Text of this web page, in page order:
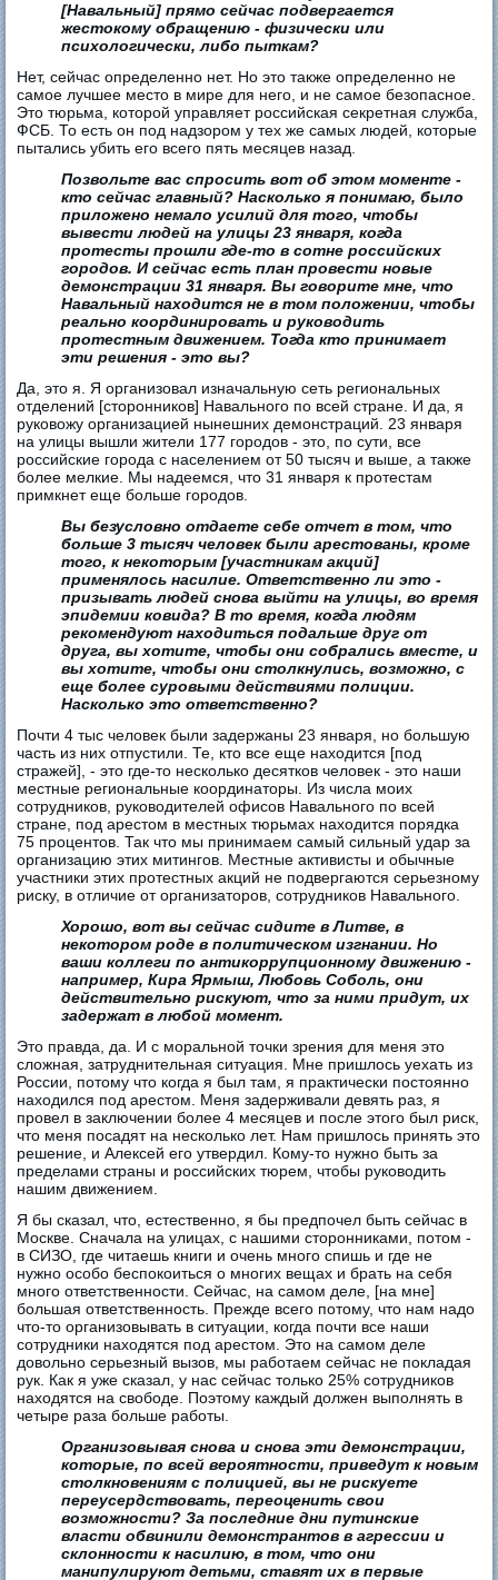
[Навальный] прямо сейчас подвергается
жестокому обращению - физически или
психологически, либо пыткам?
Нет, сейчас определенно нет. Но это также определенно не
самое лучшее место в мире для него, и не самое безопасное.
Это тюрьма, которой управляет российская секретная служба,
ФСБ. То есть он под надзором у тех же самых людей, которые
пытались убить его всего пять месяцев назад.
Позвольте вас спросить вот об этом моменте -
кто сейчас главный? Насколько я понимаю, было
приложено немало усилий для того, чтобы
вывести людей на улицы 23 января, когда
протесты прошли где-то в сотне российских
городов. И сейчас есть план провести новые
демонстрации 31 января. Вы говорите мне, что
Навальный находится не в том положении, чтобы
реально координировать и руководить
протестным движением. Тогда кто принимает
эти решения - это вы?
Да, это я. Я организовал изначальную сеть региональных
отделений [сторонников] Навального по всей стране. И да, я
руковожу организацией нынешних демонстраций. 23 января
на улицы вышли жители 177 городов - это, по сути, все
российские города с населением от 50 тысяч и выше, а также
более мелкие. Мы надеемся, что 31 января к протестам
примкнет еще больше городов.
Вы безусловно отдаете себе отчет в том, что
больше 3 тысяч человек были арестованы, кроме
того, к некоторым [участникам акций]
применялось насилие. Ответственно ли это -
призывать людей снова выйти на улицы, во время
эпидемии ковида? В то время, когда людям
рекомендуют находиться подальше друг от
друга, вы хотите, чтобы они собрались вместе, и
вы хотите, чтобы они столкнулись, возможно, с
еще более суровыми действиями полиции.
Насколько это ответственно?
Почти 4 тыс человек были задержаны 23 января, но большую
часть из них отпустили. Те, кто все еще находится [под
стражей], - это где-то несколько десятков человек - это наши
местные региональные координаторы. Из числа моих
сотрудников, руководителей офисов Навального по всей
стране, под арестом в местных тюрьмах находится порядка
75 процентов. Так что мы принимаем самый сильный удар за
организацию этих митингов. Местные активисты и обычные
участники этих протестных акций не подвергаются серьезному
риску, в отличие от организаторов, сотрудников Навального.
Хорошо, вот вы сейчас сидите в Литве, в
некотором роде в политическом изгнании. Но
ваши коллеги по антикоррупционному движению -
например, Кира Ярмыш, Любовь Соболь, они
действительно рискуют, что за ними придут, их
задержат в любой момент.
Это правда, да. И с моральной точки зрения для меня это
сложная, затруднительная ситуация. Мне пришлось уехать из
России, потому что когда я был там, я практически постоянно
находился под арестом. Меня задерживали девять раз, я
провел в заключении более 4 месяцев и после этого был риск,
что меня посадят на несколько лет. Нам пришлось принять это
решение, и Алексей его утвердил. Кому-то нужно быть за
пределами страны и российских тюрем, чтобы руководить
нашим движением.
Я бы сказал, что, естественно, я бы предпочел быть сейчас в
Москве. Сначала на улицах, с нашими сторонниками, потом -
в СИЗО, где читаешь книги и очень много спишь и где не
нужно особо беспокоиться о многих вещах и брать на себя
много ответственности. Сейчас, на самом деле, [на мне]
большая ответственность. Прежде всего потому, что нам надо
что-то организовывать в ситуации, когда почти все наши
сотрудники находятся под арестом. Это на самом деле
довольно серьезный вызов, мы работаем сейчас не покладая
рук. Как я уже сказал, у нас сейчас только 25% сотрудников
находятся на свободе. Поэтому каждый должен выполнять в
четыре раза больше работы.
Организовывая снова и снова эти демонстрации,
которые, по всей вероятности, приведут к новым
столкновениям с полицией, вы не рискуете
переусердствовать, переоценить свои
возможности? За последние дни путинские
власти обвинили демонстрантов в агрессии и
склонности к насилию, в том, что они
манипулируют детьми, ставят их в первые